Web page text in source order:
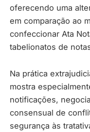
oferecendo uma
em comparação ao
confeccionar Ata
tabelionatos de
Na prática
mostra
notificações,
consensual de
segurança às